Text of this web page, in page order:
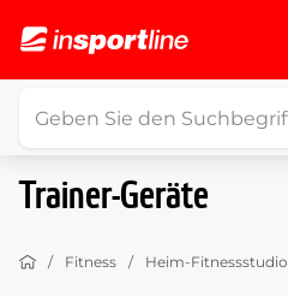
Trainer-Geräte
Fitness Heim-Fitnessstudio